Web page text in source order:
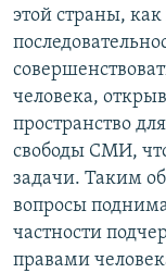
этой страны,
человека,
пространство
свободы СМИ,
задачи. Таким
вопросы
частности
правами